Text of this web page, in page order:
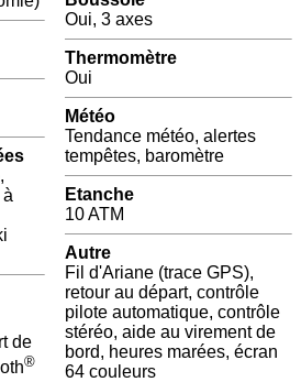
de
®
Oui, 3 axes
Thermomètre
Oui
Météo
Tendance météo, alertes
tempêtes, baromètre
Etanche
10 ATM
Autre
Fil d'Ariane (trace GPS),
retour au départ, contrôle
pilote automatique, contrôle
stéréo, aide au virement de
bord, heures marées, écran
64 couleurs